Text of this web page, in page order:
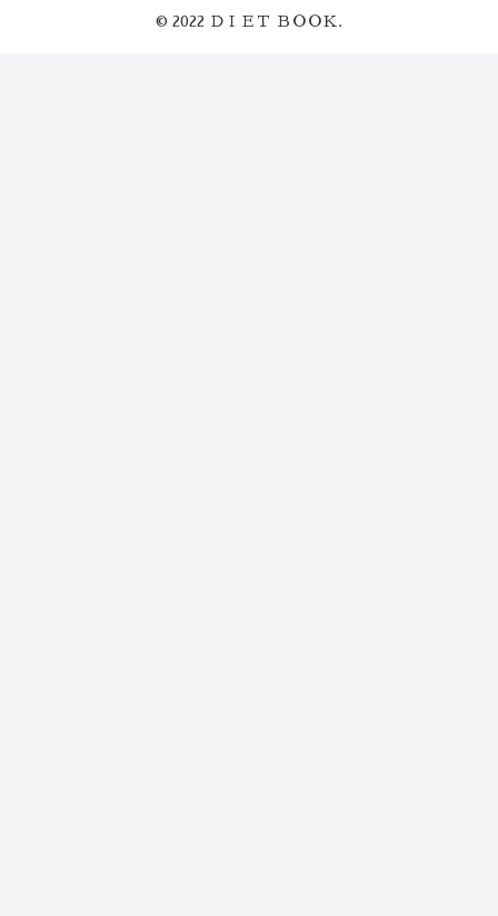
© 2022 ＤＩＥＴ ＢＯＯＫ.